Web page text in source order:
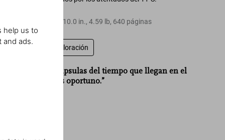
help us to
and ads.
10.0 in.,4.59 lb, 640 páginas
Escriba una valoración
“Verdaderas cápsulas del tiempo que llegan en el
momento más oportuno.”